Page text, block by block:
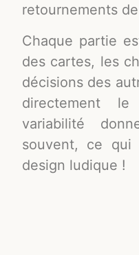
retournements
Chaque partie
des cartes, les
décisions des
directement le
variabilité
souvent, ce
design ludique !